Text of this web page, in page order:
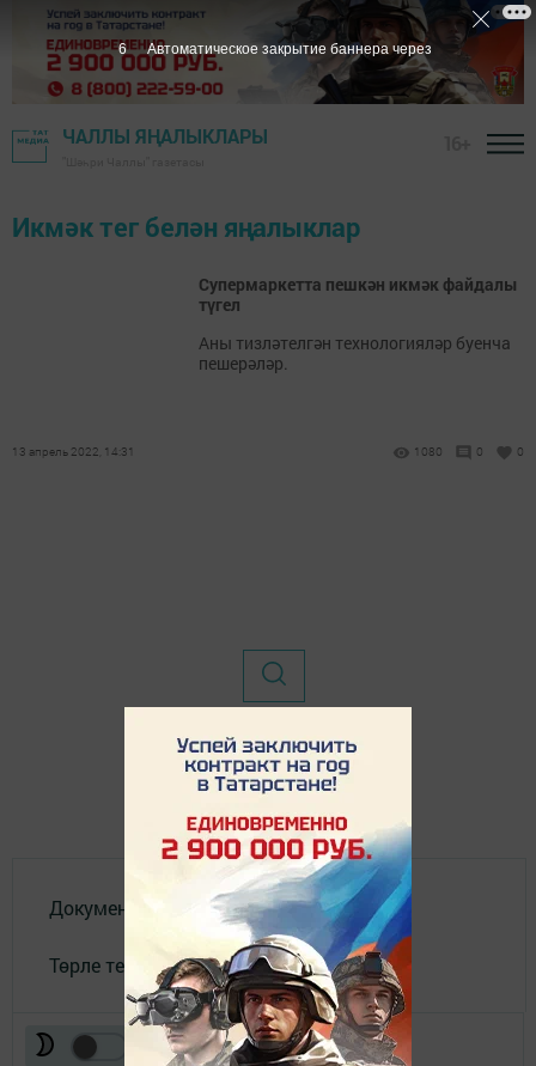
ЧАЛЛЫ ЯҢАЛЫКЛАРЫ
Икмәк тег белән яңалыклар
Супермаркетта пешкән икмәк файдалы
түгел
Аны тизләтелгән технологияләр буенча
пешерәләр.
13 апрель 2022, 14:31 1080 0 0
Документлар
Төрле темалар
6 Автоматическое закрытие баннера через